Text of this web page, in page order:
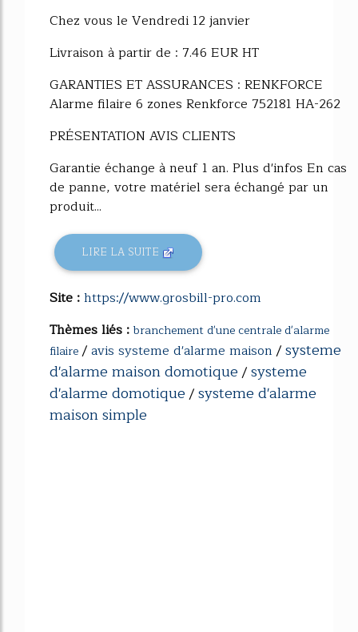
Chez vous le Vendredi 12 janvier
Livraison à partir de : 7.46 EUR HT
GARANTIES ET ASSURANCES : RENKFORCE
Alarme filaire 6 zones Renkforce 752181 HA-262
PRÉSENTATION AVIS CLIENTS
Garantie échange à neuf 1 an. Plus d'infos En cas
de panne, votre matériel sera échangé par un
produit...
LIRE LA SUITE
Site :https://www.grosbill-pro.com
Thèmes liés : branchement d'une centrale d'alarme
filaire/avis systeme d'alarme maison/systeme
d'alarme maison domotique/systeme
d'alarme domotique/systeme d'alarme
maison simple